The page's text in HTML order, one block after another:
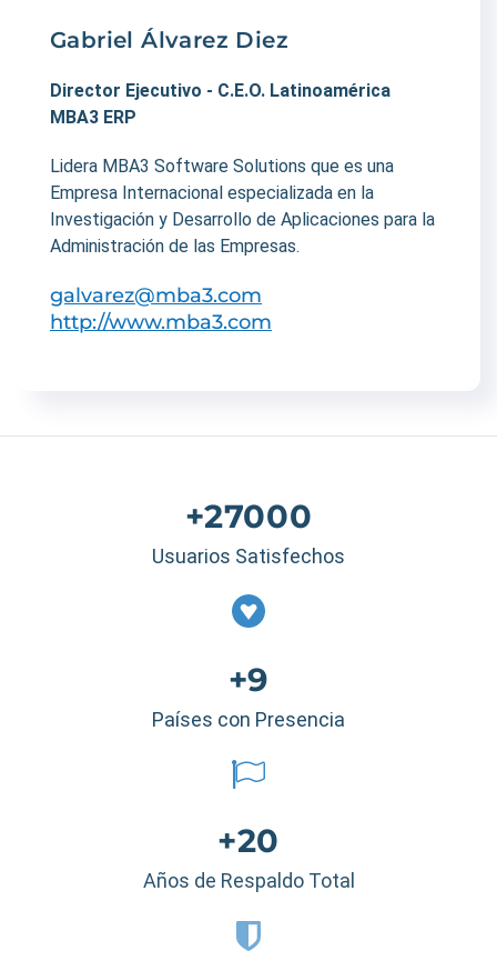
Gabriel Álvarez Diez
Director Ejecutivo - C.E.O. Latinoamérica
MBA3 ERP
Lidera MBA3 Software Solutions que es una
Empresa Internacional especializada en la
Investigación y Desarrollo de Aplicaciones para la
Administración de las Empresas.
galvarez@mba3.com
http://www.mba3.com
+27000
Usuarios Satisfechos
+9
Países con Presencia
+20
Años de Respaldo Total